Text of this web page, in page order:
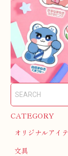
CATEGORY
オリジナルアイ
文具